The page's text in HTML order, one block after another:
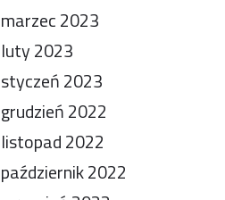
marzec 2023
luty 2023
styczeń 2023
grudzień 2022
listopad 2022
październik 2022